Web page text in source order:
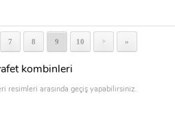
7 8 9 10 > »
kombinleri
resimleri arasında geçiş yapabilirsiniz.